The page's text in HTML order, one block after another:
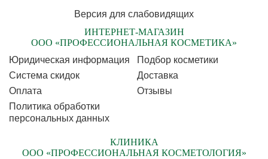
Версия для слабовидящих
ИНТЕРНЕТ-МАГАЗИН
ООО «ПРОФЕССИОНАЛЬНАЯ КОСМЕТИКА»
Юридическая информация
Подбор косметики
Cистема скидок
Доставка
Оплата
Отзывы
Политика обработки
персональных данных
КЛИНИКА
ООО «ПРОФЕССИОНАЛЬНАЯ КОСМЕТОЛОГИЯ»